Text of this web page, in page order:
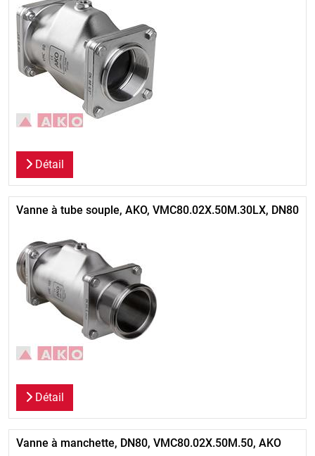
Détail
Vanne à tube souple, AKO, VMC80.02X.50M.30LX, DN80
Détail
Vanne à manchette, DN80, VMC80.02X.50M.50, AKO